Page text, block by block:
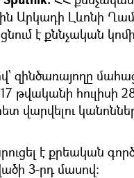
Արկադի Լևոնի
է քննչական
զինծառայողը
թվականի հուլիսի
վարվելու
է քրեական
3-րդ մասով: